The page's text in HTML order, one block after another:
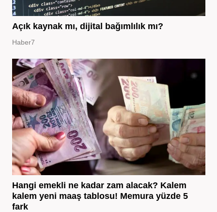
Açık kaynak mı, dijital bağımlılık mı?
Haber7
Hangi emekli ne kadar zam alacak? Kalem
kalem yeni maaş tablosu! Memura yüzde 5
fark